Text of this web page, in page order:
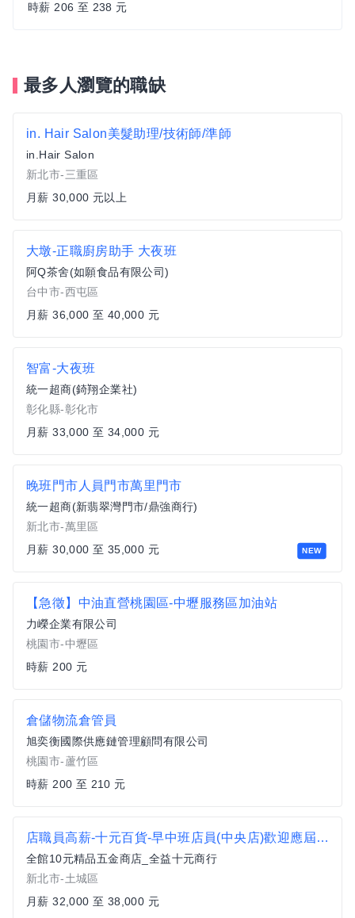
時薪 206 至 238 元
最多人瀏覽的職缺
in. Hair Salon美髮助理/技術師/準師
in.Hair Salon
新北市-三重區
月薪 30,000 元以上
大墩-正職廚房助手 大夜班
阿Q茶舍(如願食品有限公司)
台中市-西屯區
月薪 36,000 至 40,000 元
智富-大夜班
統一超商(錡翔企業社)
彰化縣-彰化市
月薪 33,000 至 34,000 元
NEW
晚班門市人員門市萬里門市
統一超商(新翡翠灣門市/鼎強商行)
新北市-萬里區
月薪 30,000 至 35,000 元
【急徵】中油直營桃園區-中壢服務區加油站
力嶸企業有限公司
桃園市-中壢區
時薪 200 元
倉儲物流倉管員
旭奕衡國際供應鏈管理顧問有限公司
桃園市-蘆竹區
時薪 200 至 210 元
店職員高薪-十元百貨-早中班店員(中央店)歡迎應屆畢業生可
全館10元精品五金商店_全益十元商行
新北市-土城區
月薪 32,000 至 38,000 元